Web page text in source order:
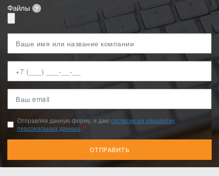
Файлы
?
имя
телефон
email
Отправляя данную форму, я даюсогласие на обработку
персональных данных